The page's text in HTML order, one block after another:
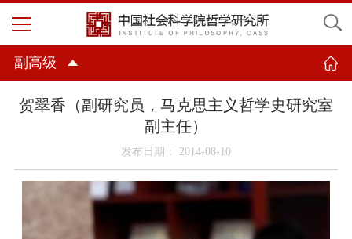
副高级
贺翠香（副研究员，马克思主义哲学史研究室
副主任）
发布日期： 2014-08-10